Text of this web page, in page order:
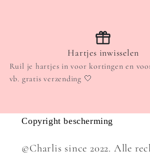
Hartjes inwisselen
Ruil je hartjes in voor kortingen en
vb. gratis verzending 🤍
Copyright bescherming
©Charlis since 2022. Alle